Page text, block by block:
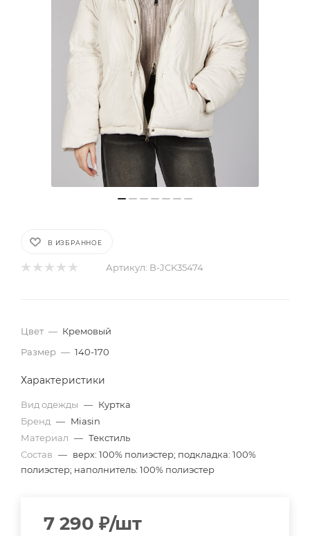
В ИЗБРАННОЕ
Артикул: B-JCK35474
Цвет — Кремовый
Размер — 140-170
Характеристики
Вид одежды — Куртка
Бренд — Miasin
Материал — Текстиль
Состав — верх: 100% полиэстер; подкладка: 100%
полиэстер; наполнитель: 100% полиэстер
7 290 ₽/шт